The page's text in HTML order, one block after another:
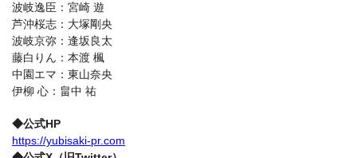
波岐逸臣：宮崎 遊
芦沖桜志：大塚剛央
波岐京弥：逢坂良太
藤白りん：本渡 楓
中園エマ：東山奈央
伊柳 心：畠中 祐
◆公式HP
https://yubisaki-pr.com